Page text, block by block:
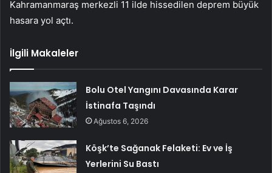
Kahramanmaraş merkezli 11 ilde hissedilen deprem büyük
hasara yol açtı.
İlgili Makaleler
Bolu Otel Yangını Davasında Karar
İstinafa Taşındı
Ağustos 6, 2026
Köşk’te Sağanak Felaketi: Ev ve İş
Yerlerini Su Bastı